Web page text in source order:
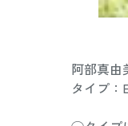
阿部真
タイプ：